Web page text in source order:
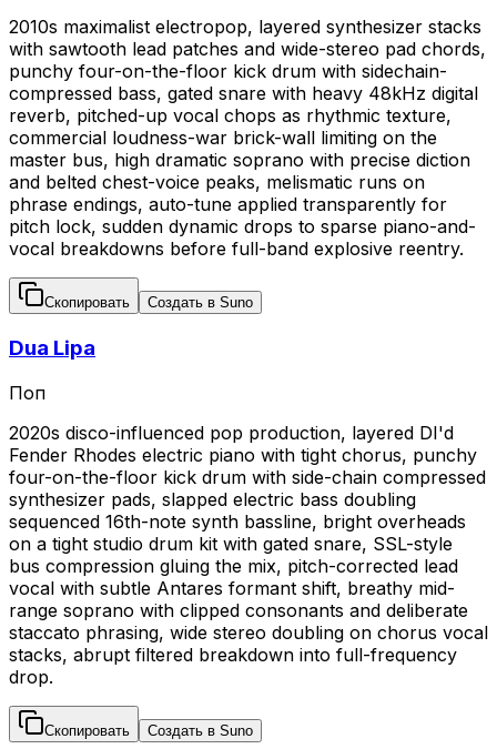
2010s maximalist electropop, layered synthesizer stacks
with sawtooth lead patches and wide-stereo pad chords,
punchy four-on-the-floor kick drum with sidechain-
compressed bass, gated snare with heavy 48kHz digital
reverb, pitched-up vocal chops as rhythmic texture,
commercial loudness-war brick-wall limiting on the
master bus, high dramatic soprano with precise diction
and belted chest-voice peaks, melismatic runs on
phrase endings, auto-tune applied transparently for
pitch lock, sudden dynamic drops to sparse piano-and-
vocal breakdowns before full-band explosive reentry.
Скопировать Создать в Suno
Dua Lipa
Поп
2020s disco-influenced pop production, layered DI'd
Fender Rhodes electric piano with tight chorus, punchy
four-on-the-floor kick drum with side-chain compressed
synthesizer pads, slapped electric bass doubling
sequenced 16th-note synth bassline, bright overheads
on a tight studio drum kit with gated snare, SSL-style
bus compression gluing the mix, pitch-corrected lead
vocal with subtle Antares formant shift, breathy mid-
range soprano with clipped consonants and deliberate
staccato phrasing, wide stereo doubling on chorus vocal
stacks, abrupt filtered breakdown into full-frequency
drop.
Скопировать Создать в Suno